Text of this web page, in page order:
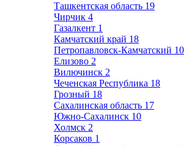
Ташкентская область 19
Чирчик 4
Газалкент 1
Камчатский край 18
Петропавловск-Камчатский 10
Елизово 2
Вилючинск 2
Чеченская Республика 18
Грозный 18
Сахалинская область 17
Южно-Сахалинск 10
Холмск 2
Корсаков 1